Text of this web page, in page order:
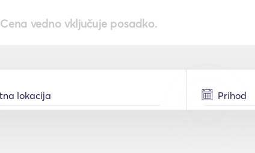
| Cena vedno vključuje posadko.